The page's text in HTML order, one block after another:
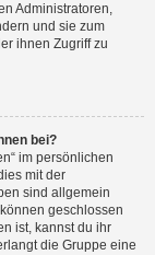
Administratoren,
und sie zum
ihnen Zugriff zu
bei?
im persönlichen
mit der
sind allgemein
geschlossen
ist, kannst du ihr
die Gruppe eine